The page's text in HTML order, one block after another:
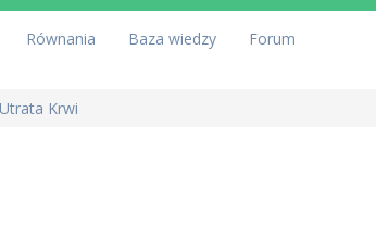
Równania Baza wiedzy Forum
Krwi